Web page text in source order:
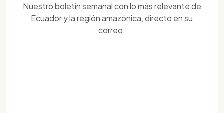
Nuestro boletín semanal con lo más relevante de
Ecuador y la región amazónica, directo en su
correo.